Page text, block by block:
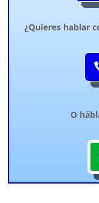
¿Quieres hablar
O